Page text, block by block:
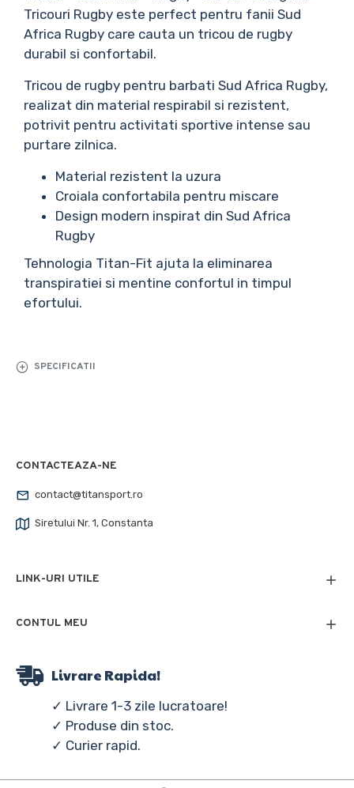
Tricouri Rugby este perfect pentru fanii Sud
Africa Rugby care cauta un tricou de rugby
durabil si confortabil.
Tricou de rugby pentru barbati Sud Africa Rugby,
realizat din material respirabil si rezistent,
potrivit pentru activitati sportive intense sau
purtare zilnica.
Material rezistent la uzura
Croiala confortabila pentru miscare
Design modern inspirat din Sud Africa
Rugby
Tehnologia Titan-Fit ajuta la eliminarea
transpiratiei si mentine confortul in timpul
efortului.
SPECIFICATII
CONTACTEAZA-NE
contact@titansport.ro
Siretului Nr. 1, Constanta
LINK-URI UTILE
CONTUL MEU
Livrare Rapida!
✓ Livrare 1-3 zile lucratoare!
✓ Produse din stoc.
✓ Curier rapid.